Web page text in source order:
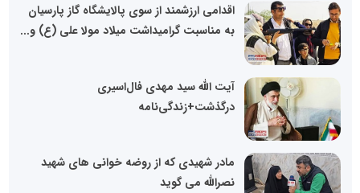
اقدامی ارزشمند از سوی پالایشگاه گاز پارسیان
به مناسبت گرامیداشت میلاد مولا علی (ع) و...
آیت الله سید مهدی فال‌اسیری
درگذشت+زندگی‌نامه
مادر شهیدی که از روضه خوانی های شهید
نصرالله می گوید